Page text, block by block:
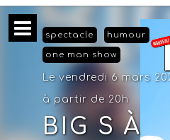
spectacle humour
one man show
Le vendredi 6 mars
à partir de 20h
BIG S À